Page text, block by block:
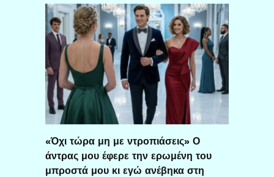
«Όχι τώρα μη με ντροπιάσεις» Ο
άντρας μου έφερε την ερωμένη του
μπροστά μου κι εγώ ανέβηκα στη